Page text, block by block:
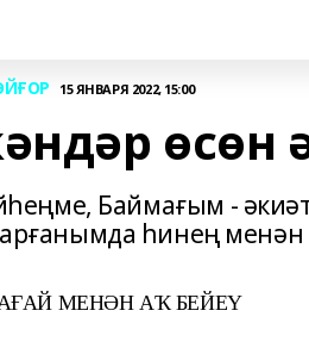
15 ЯНВАРЯ 2022, 15:00
өсөн
Баймағым -
һинең
МЕНӘН АҠ БЕЙЕҮ